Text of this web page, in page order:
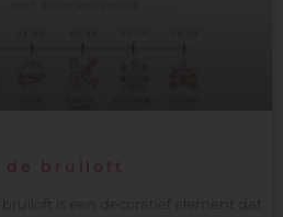
de bruiloft
is een decoratief element dat